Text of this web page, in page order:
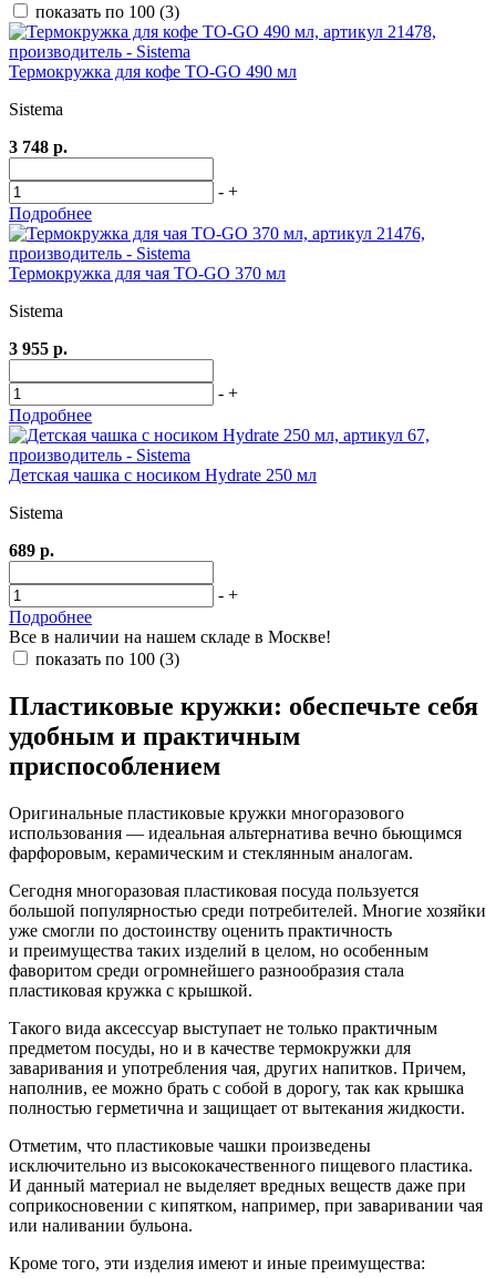
показать по 100 (3)
Термокружка для кофе TO-GO 490 мл
Sistema
3 748 р.
- +
Подробнее
Термокружка для чая TO-GO 370 мл
Sistema
3 955 р.
- +
Подробнее
Детская чашка с носиком Hydrate 250 мл
Sistema
689 р.
- +
Подробнее
Все в наличии на нашем складе в Москве!
показать по 100 (3)
Пластиковые кружки: обеспечьте себя
удобным и практичным
приспособлением
Оригинальные пластиковые кружки многоразового
использования — идеальная альтернатива вечно бьющимся
фарфоровым, керамическим и стеклянным аналогам.
Сегодня многоразовая пластиковая посуда пользуется
большой популярностью среди потребителей. Многие хозяйки
уже смогли по достоинству оценить практичность
и преимущества таких изделий в целом, но особенным
фаворитом среди огромнейшего разнообразия стала
пластиковая кружка с крышкой.
Такого вида аксессуар выступает не только практичным
предметом посуды, но и в качестве термокружки для
заваривания и употребления чая, других напитков. Причем,
наполнив, ее можно брать с собой в дорогу, так как крышка
полностью герметична и защищает от вытекания жидкости.
Отметим, что пластиковые чашки произведены
исключительно из высококачественного пищевого пластика.
И данный материал не выделяет вредных веществ даже при
соприкосновении с кипятком, например, при заваривании чая
или наливании бульона.
Кроме того, эти изделия имеют и иные преимущества: